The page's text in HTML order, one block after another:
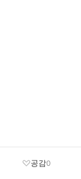
공감0